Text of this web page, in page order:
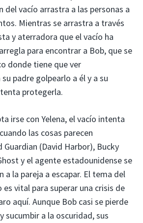
del vacío arrastra a las personas a
Mientras se arrastra a través
y aterradora que el vacío ha
para encontrar a Bob, que se
donde tiene que ver
padre golpearlo a él y a su
protegerla.
irse con Yelena, el vacío intenta
las cosas parecen
Guardian (David Harbor), Bucky
y el agente estadounidense se
a la pareja a escapar. El tema del
vital para superar una crisis de
aquí. Aunque Bob casi se pierde
sucumbir a la oscuridad, sus